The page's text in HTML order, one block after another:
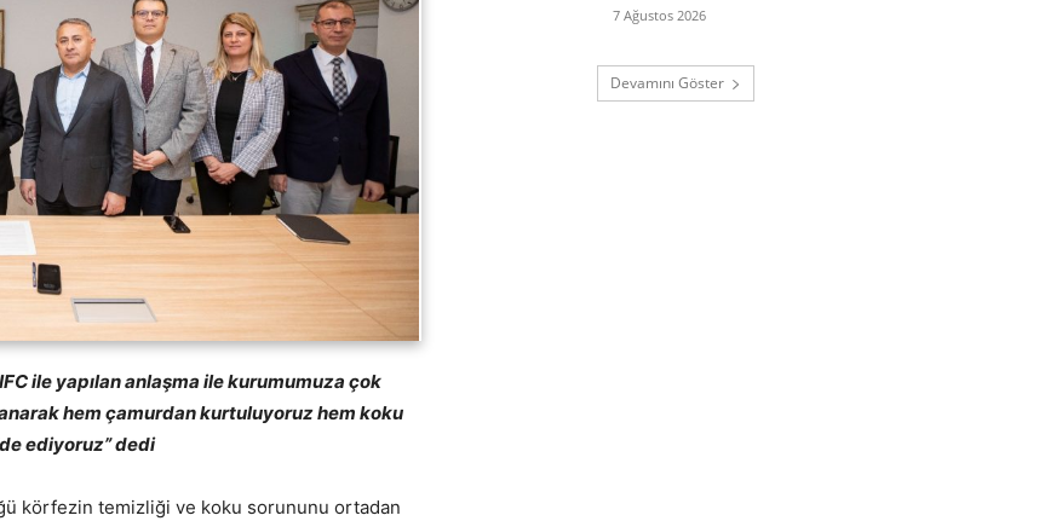
ile yapılan anlaşma ile kurumumuza çok
hem çamurdan kurtuluyoruz hem koku
ediyoruz” dedi
körfezin temizliği ve koku sorununu ortadan
7 Ağustos 2026
Devamını Göster